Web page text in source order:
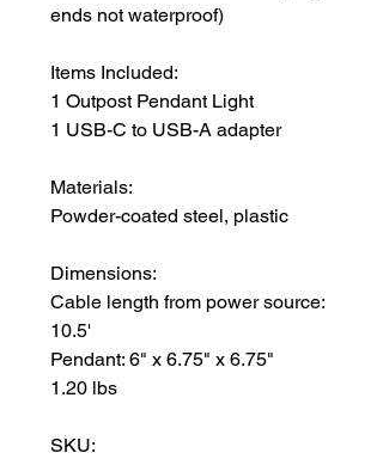
ends not waterproof)
Items Included:
1 Outpost Pendant Light
1 USB-C to USB-A adapter
Materials:
Powder-coated steel, plastic
Dimensions:
Cable length from power source:
10.5'
Pendant: 6" x 6.75" x 6.75"
1.20 lbs
SKU: